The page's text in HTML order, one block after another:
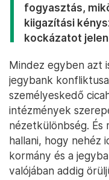
fogyasztás,
kiigazítási
kockázatot
Mindez egyben azt
jegybank
személyeskedő
intézmények
nézetkülönbség.
hallani, hogy nehéz
kormány és a
valójában addig